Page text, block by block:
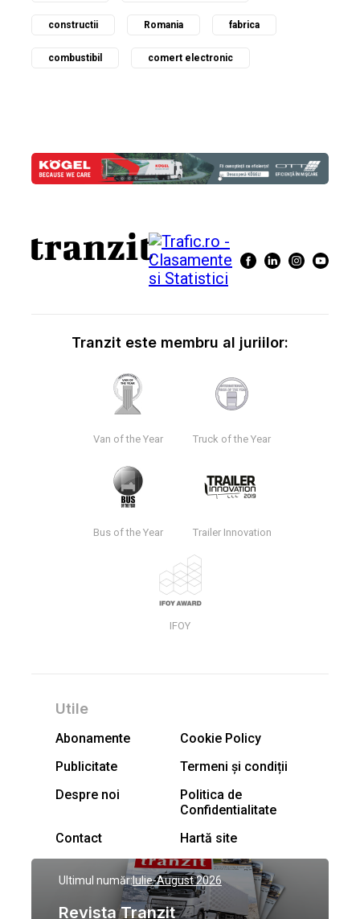
constructii Romania fabrica
combustibil comert electronic
Tranzit este membru al juriilor:
Van of the Year Truck of the Year
Bus of the Year Trailer Innovation
IFOY
Utile
Abonamente
Cookie Policy
Publicitate
Termeni și condiții
Despre noi
Politica de
Confidentialitate
Contact
Hartă site
Ultimul număr:Iulie-August 2026
Revista Tranzit